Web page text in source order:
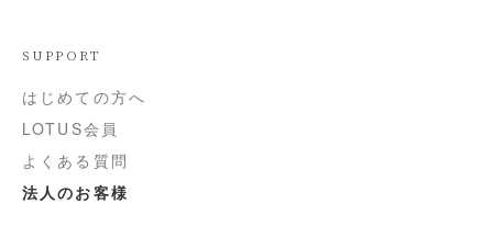
SUPPORT
はじめての方へ
LOTUS会員
よくある質問
法人のお客様